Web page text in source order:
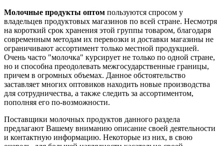
Молочные продукты оптом пользуются спросом у
владельцев продуктовых магазинов по всей стране. Несмотря
на короткий срок хранения этой группы товаром, благодаря
современным методам их перевозки и доставки магазины не
ограничивают ассортимент только местной продукцией.
Очень часто "молочка" курсирует не только по одной стране,
но и способна преодолевать межгосударственные границы,
причем в огромных объемах. Данное обстоятельство
заставляет многих оптовиков находить новые производства
для сотрудничества, а также следить за ассортиментом,
пополняя его по-возможности.
Поставщики молочных продуктов данного раздела
предлагают Вашему вниманию описание своей деятельности
и контактную информацию. Некоторые из них, в свою